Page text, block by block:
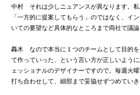
中村 それは少しニュアンスが異なります。
「一方的に提案してもらう」のではなく、イ
いての要望など具体的なところまで両社で議論
轟木 なので本当に１つのチームとして目的
て作っていった、という言い方が正しいよう
ェッショナルのデザイナーですので。毎週火
打ち合わせして、細部まで妥協せずつめていき